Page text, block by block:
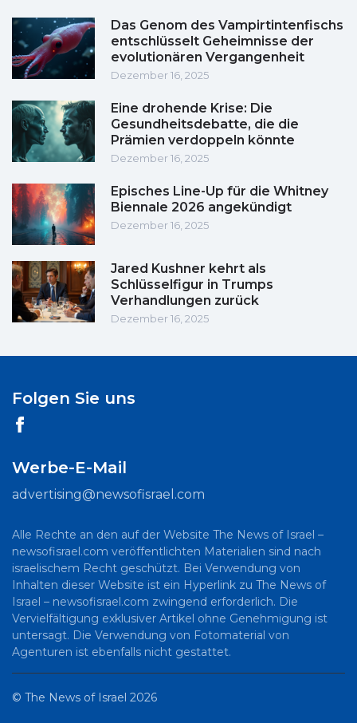
Das Genom des Vampirtintenfischs
entschlüsselt Geheimnisse der
evolutionären Vergangenheit
Dezember 16, 2025
Eine drohende Krise: Die
Gesundheitsdebatte, die die
Prämien verdoppeln könnte
Dezember 16, 2025
Episches Line-Up für die Whitney
Biennale 2026 angekündigt
Dezember 16, 2025
Jared Kushner kehrt als
Schlüsselfigur in Trumps
Verhandlungen zurück
Dezember 16, 2025
Folgen Sie uns
Werbe-E-Mail
advertising@newsofisrael.com
Alle Rechte an den auf der Website The News of Israel –
newsofisrael.com veröffentlichten Materialien sind nach
israelischem Recht geschützt. Bei Verwendung von
Inhalten dieser Website ist ein Hyperlink zu The News of
Israel – newsofisrael.com zwingend erforderlich. Die
Vervielfältigung exklusiver Artikel ohne Genehmigung ist
untersagt. Die Verwendung von Fotomaterial von
Agenturen ist ebenfalls nicht gestattet.
© The News of Israel 2026